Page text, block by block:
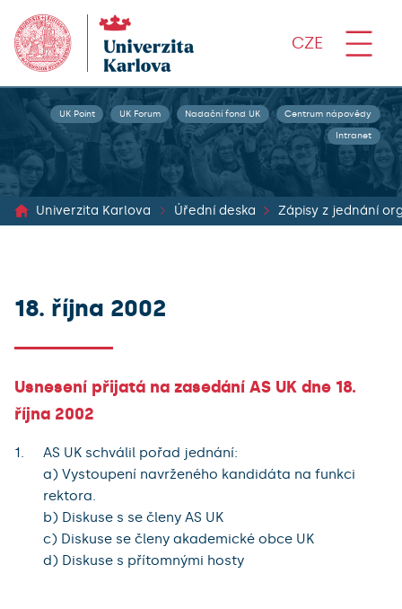
CZE
UK Point UK Forum Nadační fond UK Centrum nápovědy
Intranet
Univerzita Karlova Úřední deska
18. října 2002
Usnesení přijatá na zasedání AS UK dne 18.
října 2002
AS UK schválil pořad jednání:
a) Vystoupení navrženého kandidáta na funkci
rektora.
b) Diskuse s se členy AS UK
c) Diskuse se členy akademické obce UK
d) Diskuse s přítomnými hosty